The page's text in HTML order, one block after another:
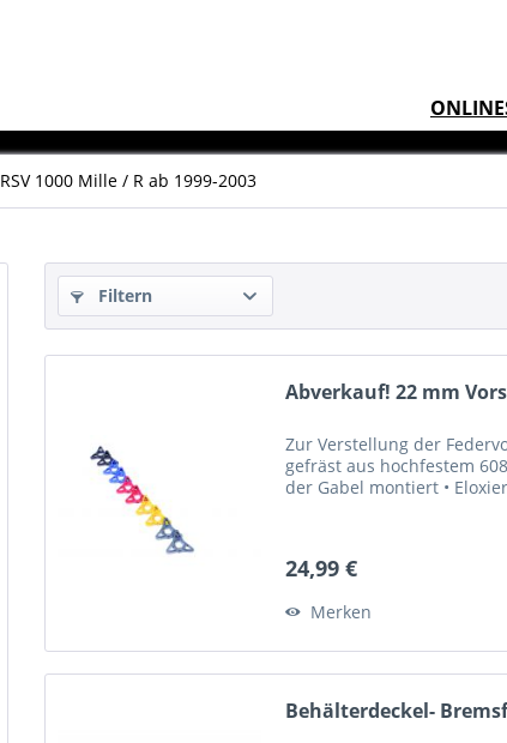
RSV 1000 Mille / R ab 1999-2003
Filtern
Abverkauf! 22 mm
Zur Verstellung der
gefräst aus hochfestem
der Gabel montiert •
24,99 €
Merken
Behälterdeckel-